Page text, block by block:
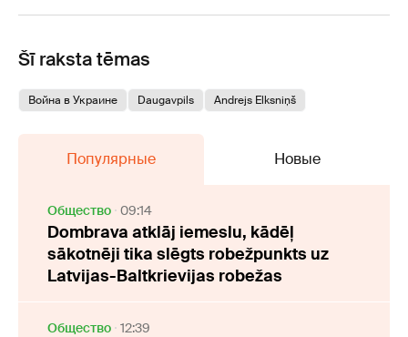
Šī raksta tēmas
Война в Украине Daugavpils Andrejs Elksniņš
Популярные Новые
Oбщество 09:14
Dombrava atklāj iemeslu, kādēļ
sākotnēji tika slēgts robežpunkts uz
Latvijas-Baltkrievijas robežas
Oбщество 12:39